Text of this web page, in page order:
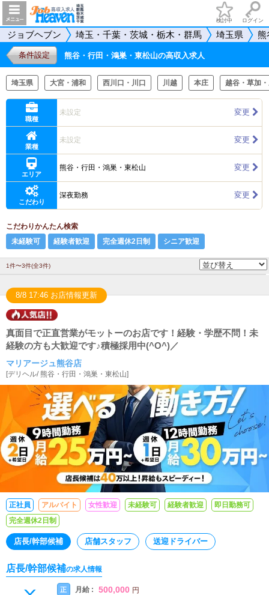
検討中 ログイン
ジョブヘブン 埼玉・千葉・茨城・栃木・群馬 埼玉県 熊
条件設定 熊谷・行田・鴻巣・東松山の高収入求人
埼玉県 大宮・浦和 西川口・川口 川越 本庄 越谷・草加
職種
未設定 変更
業種
未設定 変更
エリア
熊谷・行田・鴻巣・東松山 変更
こだわり
深夜勤務 変更
こだわりかんたん検索
未経験可
経験者歓迎 完全週休2日制 シニア歓迎
1件〜3件(全3件)
8/8 17:46 お店情報更新
真面目で正直営業がモットーのお店です！経験・学歴不問！未
経験の方も大歓迎です♪積極採用中(^O^)／
マリアージュ熊谷店
[デリヘル/熊谷・行田・鴻巣・東松山]
正社員 アルバイト 女性歓迎 未経験可 経験者歓迎
即日勤務可
完全週休2日制
店長/幹部候補 店舗スタッフ 送迎ドライバー
店長/幹部候補の求人情報
正 月給 : 500,000 円